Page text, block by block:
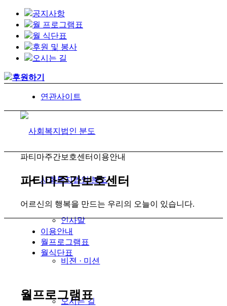
공지사항
월 프로그램표
월 식단표
후원 및 봉사
오시는 길
후원하기
연관사이트
사회복지법인 분도
인사말
비젼 · 미션
오시는 길
파티마주간보호센터 이용안내
파티마주간보호센터
어르신의 행복을 만드는 우리의 오늘이 있습니다.
이용안내
월프로그램표
월식단표
월프로그램표